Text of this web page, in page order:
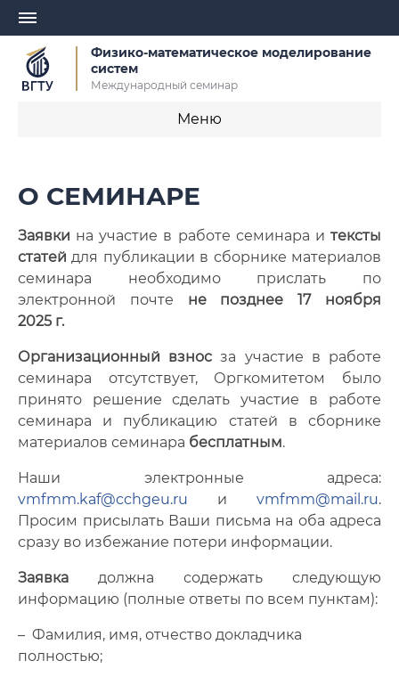
Физико-математическое моделирование
систем
Международный семинар
Меню
Оргкомитет
Правила оформления текста доклада
Важные даты
Научные направления
Материалы семинара
Галерея
О СЕМИНАРЕ
Заявки на участие в работе семинара и тексты
статей для публикации в сборнике материалов
семинара необходимо прислать по
электронной почте не позднее 17 ноября
2025 г.
Организационный взнос за участие в работе
семинара отсутствует, Оргкомитетом было
принято решение сделать участие в работе
семинара и публикацию статей в сборнике
материалов семинара бесплатным.
Наши электронные адреса:
vmfmm.kaf@cchgeu.ru и vmfmm@mail.ru.
Просим присылать Ваши письма на оба адреса
сразу во избежание потери информации.
Заявка должна содержать следующую
информацию (полные ответы по всем пунктам):
– Фамилия, имя, отчество докладчика
полностью;